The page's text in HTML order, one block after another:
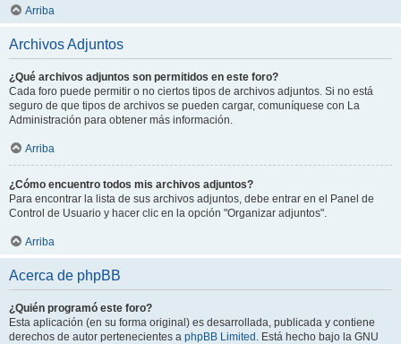
Arriba
Archivos Adjuntos
¿Qué archivos adjuntos son permitidos en este foro?
Cada foro puede permitir o no ciertos tipos de archivos adjuntos. Si no está
seguro de que tipos de archivos se pueden cargar, comuníquese con La
Administración para obtener más información.
Arriba
¿Cómo encuentro todos mis archivos adjuntos?
Para encontrar la lista de sus archivos adjuntos, debe entrar en el Panel de
Control de Usuario y hacer clic en la opción "Organizar adjuntos".
Arriba
Acerca de phpBB
¿Quién programó este foro?
Esta aplicación (en su forma original) es desarrollada, publicada y contiene
derechos de autor pertenecientes a phpBB Limited . Está hecho bajo la GNU